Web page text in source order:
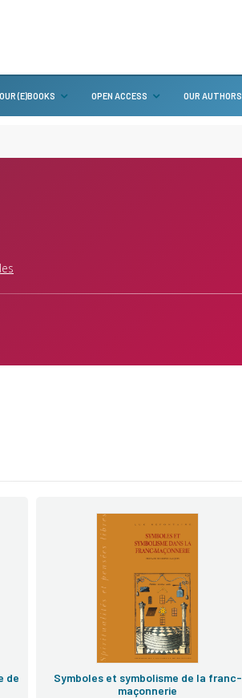
(E)BOOKS OPEN ACCESS OUR AUTHORS
de
Symboles et symbolisme de la franc-
maçonnerie